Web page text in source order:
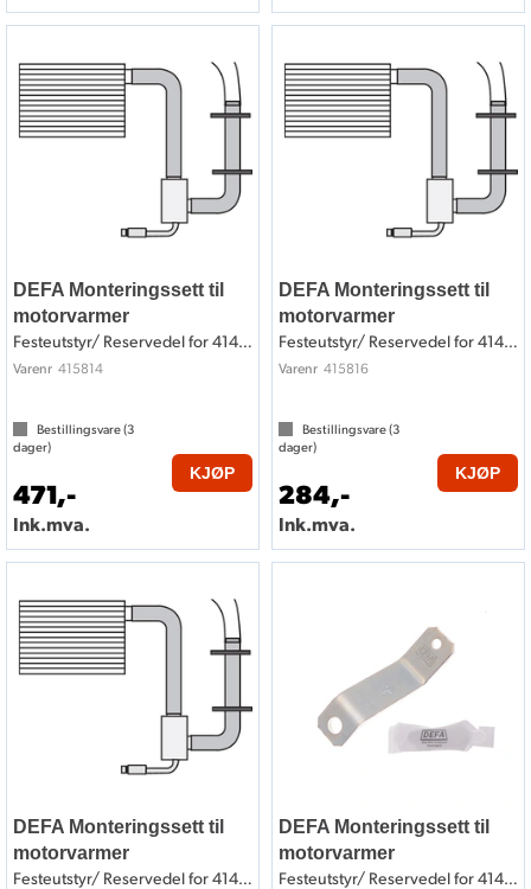
DEFA Monteringssett til
motorvarmer
Festeutstyr/ Reservedel for 414814
Varenr 415814
Bestillingsvare (3
dager)
471,-
Ink.mva.
KJØP
DEFA Monteringssett til
motorvarmer
Festeutstyr/ Reservedel for 414816
Varenr 415816
Bestillingsvare (3
dager)
284,-
Ink.mva.
KJØP
DEFA Monteringssett til
motorvarmer
Festeutstyr/ Reservedel for 414818
DEFA Monteringssett til
motorvarmer
Festeutstyr/ Reservedel for 414819